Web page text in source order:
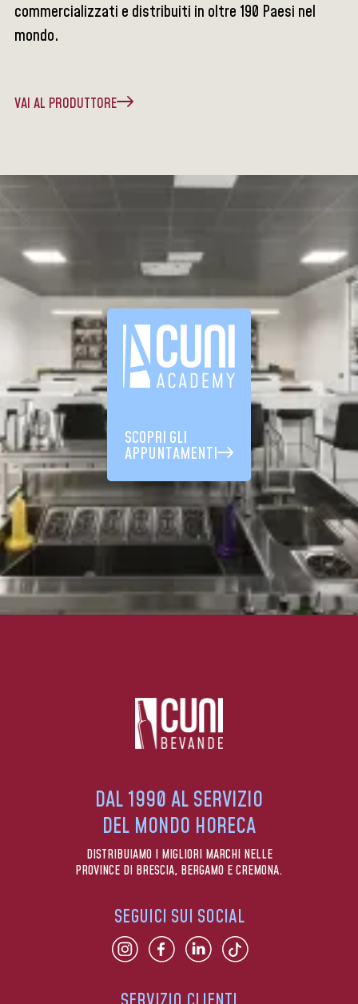
commercializzati e distribuiti in oltre 190 Paesi nel
mondo.
VAI AL PRODUTTORE
SCOPRI GLI
APPUNTAMENTI
DAL 1990 AL SERVIZIO
DEL MONDO HORECA
DISTRIBUIAMO I MIGLIORI MARCHI NELLE
PROVINCE DI BRESCIA, BERGAMO E CREMONA.
SEGUICI SUI SOCIAL